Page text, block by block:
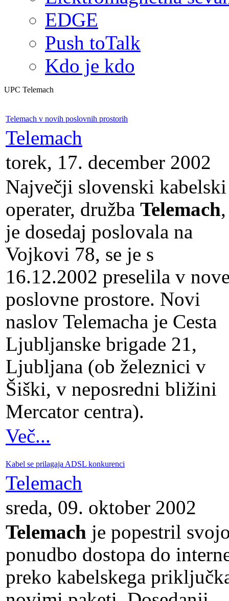
EDGE
Push toTalk
Kdo je kdo
UPC Telemach
Telemach v novih poslovnih prostorih
Telemach
torek, 17. december 2002
Največji slovenski kabelski
operater, družba Telemach
je dosedaj poslovala na
Vojkovi 78, se je s
16.12.2002 preselila v
poslovne prostore. Novi
naslov Telemacha je Cesta
Ljubljanske brigade 21,
Ljubljana (ob železnici v
Šiški, v neposredni bližini
Mercator centra).
Več...
Kabel se prilagaja ADSL konkurenci
Telemach
sreda, 09. oktober 2002
Telemach je popestril
ponudbo dostopa do
preko kabelskega